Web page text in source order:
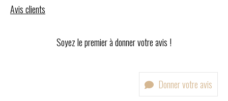
Avis clients
Soyez le premier à donner votre avis !
Donner votre avis